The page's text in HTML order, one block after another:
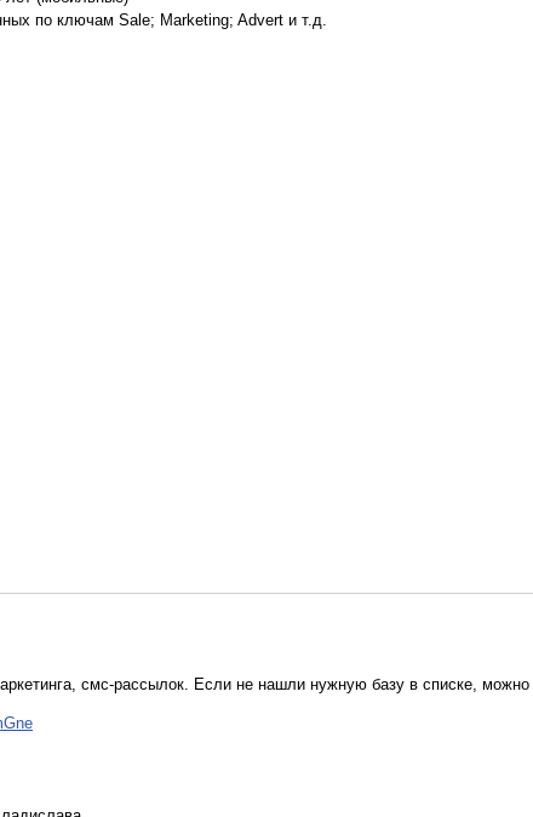
по ключам Sale; Marketing; Advert и т.д.
смс-рассылок. Если не нашли нужную базу в списке, можно